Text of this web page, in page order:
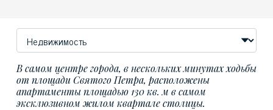
В самом центре города, в нескольких минутах ходьбы
от площади Святого Петра, расположены
апартаменты площадью 130 кв. м в самом
эксклюзивном жилом квартале столицы.